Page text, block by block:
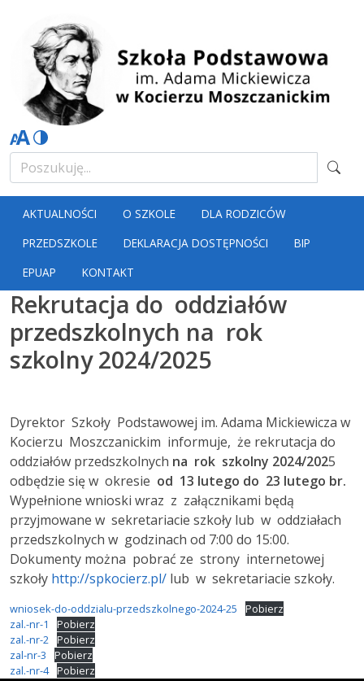
AKTUALNOŚCI O SZKOLE
DLA RODZICÓW
PRZEDSZKOLE
DEKLARACJA DOSTĘPNOŚCI
BIP
EPUAP
KONTAKT
Rekrutacja do oddziałów
przedszkolnych na rok
szkolny 2024/2025
Dyrektor Szkoły Podstawowej im. Adama Mickiewicza w
Kocierzu Moszczanickim informuje, że rekrutacja do
oddziałów przedszkolnych na rok szkolny 2024/2025
odbędzie się w okresie od 13 lutego do 23 lutego br.
Wypełnione wnioski wraz z załącznikami będą
przyjmowane w sekretariacie szkoły lub w oddziałach
przedszkolnych w godzinach od 7:00 do 15:00.
Dokumenty można pobrać ze strony internetowej
szkoły http://spkocierz.pl/ lub w sekretariacie szkoły.
wniosek-do-oddzialu-przedszkolnego-2024-25
Pobierz
zal.-nr-1
Pobierz
zal.-nr-2 Pobierz
zal-nr-3
Pobierz
zal.-nr-4 Pobierz